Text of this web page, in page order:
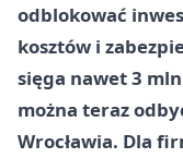
odblokować
kosztów i
sięga nawet 3
można teraz
Wrocławia. Dla